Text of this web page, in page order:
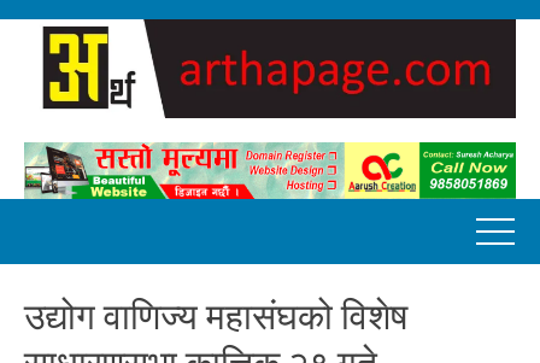
उद्योग वाणिज्य महासंघको विशेष